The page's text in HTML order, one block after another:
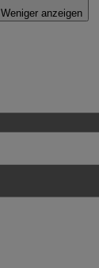
Weniger anzeigen